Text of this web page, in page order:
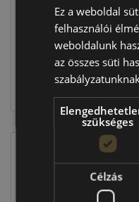
EU-s
Ez a weboldal
felhasználói
weboldalunk
az összes süti
szükséges
Célzás